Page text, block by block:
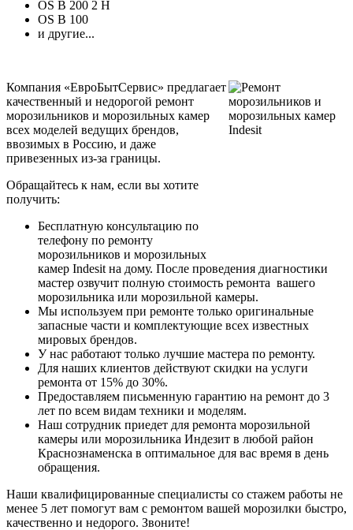
OS B 200 2 H
OS B 100
и другие...
Компания «ЕвроБытСервис» предлагает
качественный и недорогой ремонт
морозильников и морозильных камер
всех моделей ведущих брендов,
ввозимых в Россию, и даже
привезенных из-за границы.
Обращайтесь к нам, если вы хотите
получить:
Бесплатную консультацию по
телефону по ремонту
морозильников и морозильных
камер Indesit на дому. После проведения диагностики
мастер озвучит полную стоимость ремонта вашего
морозильника или морозильной камеры.
Мы используем при ремонте только оригинальные
запасные части и комплектующие всех известных
мировых брендов.
У нас работают только лучшие мастера по ремонту.
Для наших клиентов действуют скидки на услуги
ремонта от 15% до 30%.
Предоставляем письменную гарантию на ремонт до 3
лет по всем видам техники и моделям.
Наш сотрудник приедет для ремонта морозильной
камеры или морозильника Индезит в любой район
Краснознаменска в оптимальное для вас время в день
обращения.
Наши квалифицированные специалисты со стажем работы не
менее 5 лет помогут вам с ремонтом вашей морозилки быстро,
качественно и недорого. Звоните!